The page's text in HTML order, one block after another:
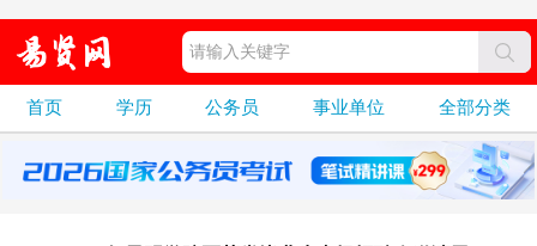
首页 学历 公务员 事业单位 全部分类